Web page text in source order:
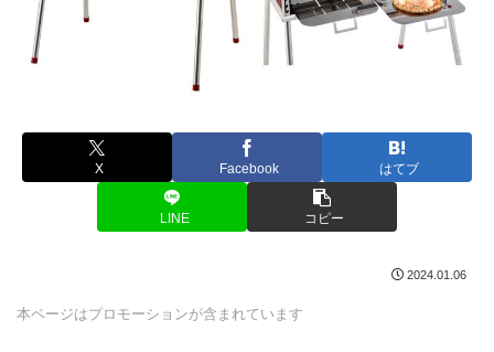
X Facebook はてブ
LINE コピー
2024.01.06
本ページはプロモーションが含まれています